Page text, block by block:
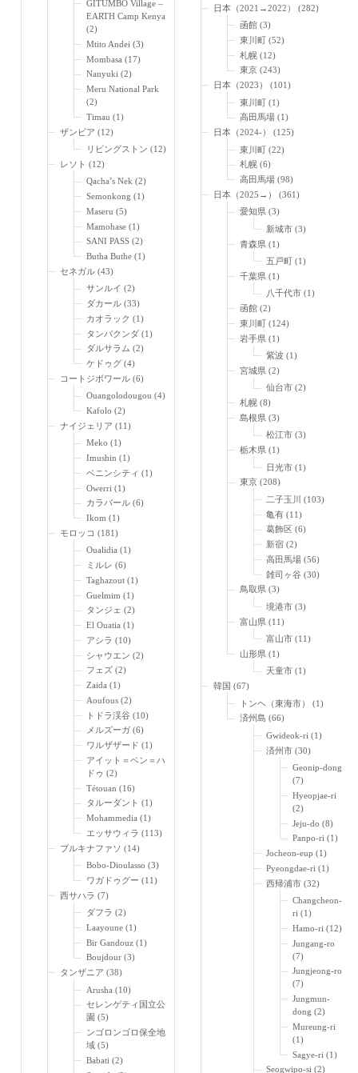
GITUMBO Village –
EARTH Camp Kenya
(2)
Mtito Andei (3)
Mombasa (17)
Nanyuki (2)
Meru National Park
(2)
Timau (1)
ザンビア (12)
リビングストン (12)
レソト (12)
Qacha’s Nek (2)
Semonkong (1)
Maseru (5)
Mamohase (1)
SANI PASS (2)
Butha Buthe (1)
セネガル (43)
サンルイ (2)
ダカール (33)
カオラック (1)
タンバクンダ (1)
ダルサラム (2)
ケドゥグ (4)
コートジボワール (6)
Ouangolodougou (4)
Kafolo (2)
ナイジェリア (11)
Meko (1)
Imushin (1)
ベニンシティ (1)
Owerri (1)
カラバール (6)
Ikom (1)
モロッコ (181)
Oualidia (1)
ミルレ (6)
Taghazout (1)
Guelmim (1)
タンジェ (2)
El Ouatia (1)
アシラ (10)
シャウエン (2)
フェズ (2)
Zaida (1)
Aoufous (2)
トドラ渓谷 (10)
メルズーガ (6)
ワルザザード (1)
アイット＝ベン＝ハ
ドゥ (2)
Tétouan (16)
タルーダント (1)
Mohammedia (1)
エッサウィラ (113)
ブルキナファソ (14)
Bobo-Dioulasso (3)
ワガドゥグー (11)
西サハラ (7)
ダフラ (2)
Laayoune (1)
Bir Gandouz (1)
Boujdour (3)
タンザニア (38)
Arusha (10)
セレンゲティ国立公
園 (5)
ンゴロンゴロ保全地
域 (5)
Babati (2)
日本（2021→2022） (282)
函館 (3)
東川町 (52)
札幌 (12)
東京 (243)
日本（2023） (101)
東川町 (1)
高田馬場 (1)
日本（2024-） (125)
東川町 (22)
札幌 (6)
高田馬場 (98)
日本（2025→） (361)
愛知県 (3)
新城市 (3)
青森県 (1)
五戸町 (1)
千葉県 (1)
八千代市 (1)
函館 (2)
東川町 (124)
岩手県 (1)
紫波 (1)
宮城県 (2)
仙台市 (2)
札幌 (8)
島根県 (3)
松江市 (3)
栃木県 (1)
日光市 (1)
東京 (208)
二子玉川 (103)
亀有 (11)
葛飾区 (6)
新宿 (2)
高田馬場 (56)
雑司ヶ谷 (30)
鳥取県 (3)
境港市 (3)
富山県 (11)
富山市 (11)
山形県 (1)
天童市 (1)
韓国 (67)
トンヘ（東海市） (1)
済州島 (66)
Gwideok-ri (1)
済州市 (30)
Geonip-dong
(7)
Hyeopjae-ri
(2)
Jeju-do (8)
Panpo-ri (1)
Jocheon-eup (1)
Pyeongdae-ri (1)
西帰浦市 (32)
Changcheon-
ri (1)
Hamo-ri (12)
Jungang-ro
(7)
Jungjeong-ro
(7)
Jungmun-
dong (2)
Mureung-ri
(1)
Sagye-ri (1)
Seogwipo-si (2)